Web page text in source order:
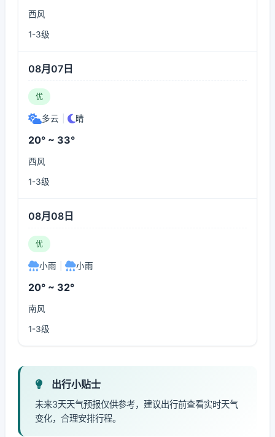
西风
1-3级
08月07日
优
多云 晴
20° ~ 33°
西风
1-3级
08月08日
优
小雨 小雨
20° ~ 32°
南风
1-3级
出行小贴士
未来3天天气预报仅供参考，建议出行前查看实时天气
变化，合理安排行程。